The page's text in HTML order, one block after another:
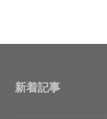
新着記事